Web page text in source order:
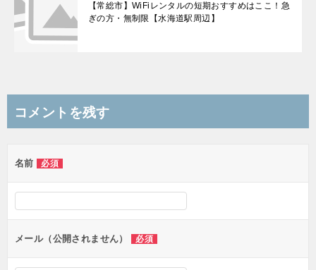
【常総市】WiFiレンタルの短期おすすめはここ！急
ぎの方・無制限【水海道駅周辺】
コメントを残す
名前 必須
メール（公開されません） 必須